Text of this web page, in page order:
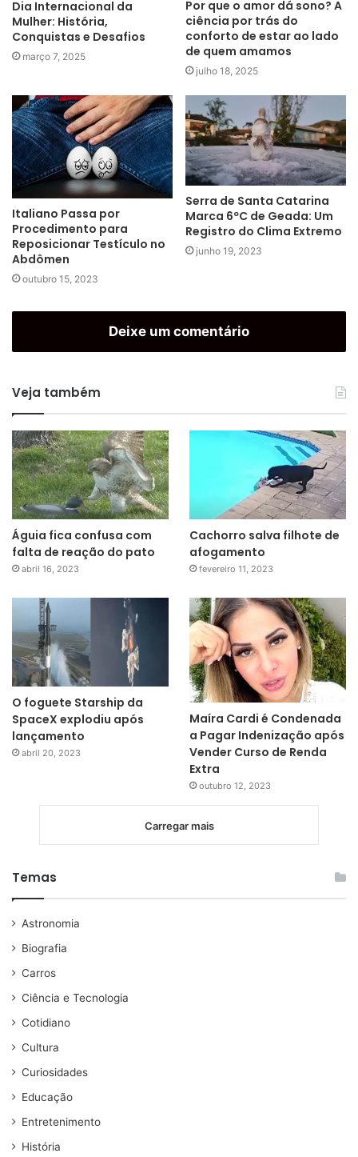
Dia Internacional da
Mulher: História,
Conquistas e Desafios
março 7, 2025
Por que o amor dá sono? A
ciência por trás do
conforto de estar ao lado
de quem amamos
julho 18, 2025
Italiano Passa por
Procedimento para
Reposicionar Testículo no
Abdômen
outubro 15, 2023
Serra de Santa Catarina
Marca 6ºC de Geada: Um
Registro do Clima Extremo
junho 19, 2023
Deixe um comentário
Veja também
Águia fica confusa com
falta de reação do pato
abril 16, 2023
Cachorro salva filhote de
afogamento
fevereiro 11, 2023
O foguete Starship da
SpaceX explodiu após
lançamento
abril 20, 2023
Maíra Cardi é Condenada
a Pagar Indenização após
Vender Curso de Renda
Extra
outubro 12, 2023
Carregar mais
Temas
Astronomia
Biografia
Carros
Ciência e Tecnologia
Cotidiano
Cultura
Curiosidades
Educação
Entretenimento
História